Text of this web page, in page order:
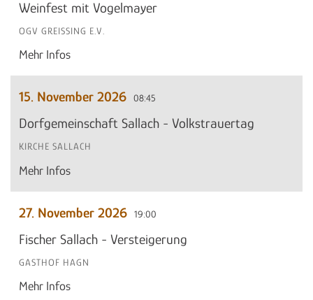
Weinfest mit Vogelmayer
OGV GREISSING E.V.
Mehr Infos
15. November 2026 08:45
Dorfgemeinschaft Sallach - Volkstrauertag
KIRCHE SALLACH
Mehr Infos
27. November 2026 19:00
Fischer Sallach - Versteigerung
GASTHOF HAGN
Mehr Infos